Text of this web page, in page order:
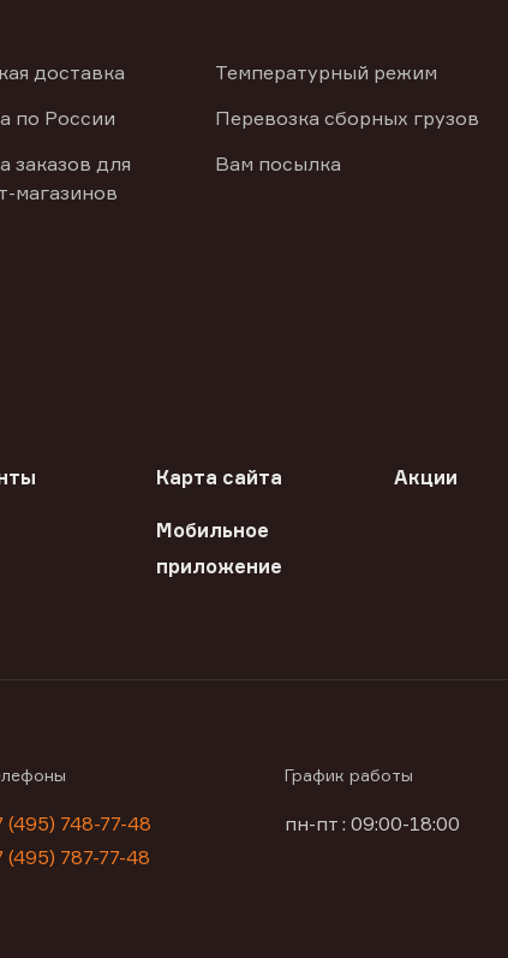
доставка
по России
заказов для
магазинов
Температурный режим
Перевозка сборных грузов
Вам посылка
Карта сайта Акции
Мобильное
приложение
(495) 748-77-48
(495) 787-77-48
График работы
пн-пт : 09:00-18:00